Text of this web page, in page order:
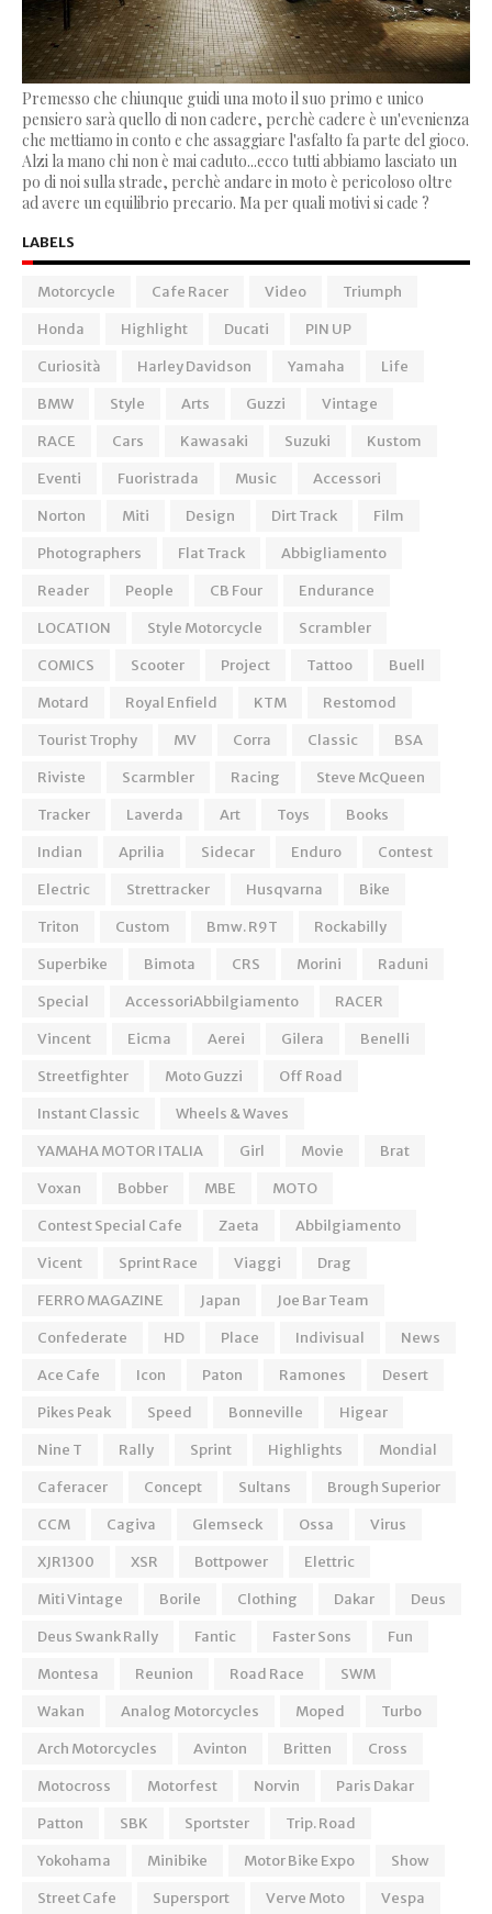
Premesso che chiunque guidi una moto il suo primo e unico
pensiero sarà quello di non cadere, perchè cadere è un'evenienza
che mettiamo in conto e che assaggiare l'asfalto fa parte del gioco.
Alzi la mano chi non è mai caduto...ecco tutti abbiamo lasciato un
po di noi sulla strade, perchè andare in moto è pericoloso oltre
ad avere un equilibrio precario. Ma per quali motivi si cade ?
LABELS
Motorcycle Cafe Racer Video
Triumph
Honda
Highlight Ducati
PIN UP
Curiosità
Harley Davidson Yamaha
Life
BMW
Style Arts Guzzi
Vintage
RACE
Cars Kawasaki Suzuki
Kustom
Eventi
Fuoristrada Music
Accessori
Norton
Miti Design Dirt Track
Film
Photographers
Flat Track
Abbigliamento
Reader
People CB Four
Endurance
LOCATION
Style Motorcycle
Scrambler
COMICS
Scooter Project Tattoo
Buell
Motard
Royal Enfield KTM
Restomod
Tourist Trophy
MV Corra Classic
BSA
Riviste
Scarmbler Racing
Steve McQueen
Tracker
Laverda Art Toys
Books
Indian
Aprilia Sidecar Enduro
Contest
Electric
Strettracker Husqvarna
Bike
Triton
Custom Bmw. R9T
Rockabilly
Superbike
Bimota CRS Morini
Raduni
Special
AccessoriAbbilgiamento
RACER
Vincent
Eicma Aerei Gilera
Benelli
Streetfighter
Moto Guzzi
Off Road
Instant Classic
Wheels & Waves
YAMAHA MOTOR ITALIA
Girl Movie
Brat
Voxan
Bobber MBE
MOTO
Contest Special Cafe
Zaeta
Abbilgiamento
Vicent
Sprint Race Viaggi
Drag
FERRO MAGAZINE
Japan
Joe Bar Team
Confederate
HD Place Indivisual
News
Ace Cafe
Icon Paton Ramones
Desert
Pikes Peak
Speed Bonneville
Higear
Nine T
Rally Sprint Highlights
Mondial
Caferacer
Concept Sultans
Brough Superior
CCM
Cagiva Glemseck Ossa
Virus
XJR1300
XSR Bottpower
Elettric
Miti Vintage
Borile Clothing Dakar
Deus
Deus Swank Rally
Fantic Faster Sons
Fun
Montesa
Reunion Road Race
SWM
Wakan
Analog Motorcycles Moped
Turbo
Arch Motorcycles
Avinton Britten
Cross
Motocross
Motorfest Norvin
Paris Dakar
Patton
SBK Sportster
Trip. Road
Yokohama
Minibike Motor Bike Expo
Show
Street Cafe
Supersport Verve Moto
Vespa